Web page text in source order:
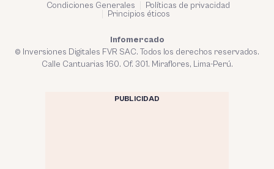
Condiciones Generales
Políticas de privacidad
Principios éticos
Infomercado
© Inversiones Digitales FVR SAC. Todos los derechos reservados.
Calle Cantuarias 160. Of. 301. Miraflores, Lima-Perú.
PUBLICIDAD